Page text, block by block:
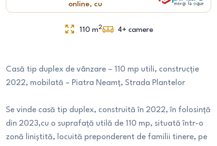
online, cu
110 m2 4+ camere
Casă tip duplex de vânzare – 110 mp utili, construcție
2022, mobilată – Piatra Neamț, Strada Plantelor
Se vinde casă tip duplex, construită în 2022, în folosință
din 2023,cu o suprafață utilă de 110 mp, situată într-o
zonă liniștită, locuită preponderent de familii tinere, pe